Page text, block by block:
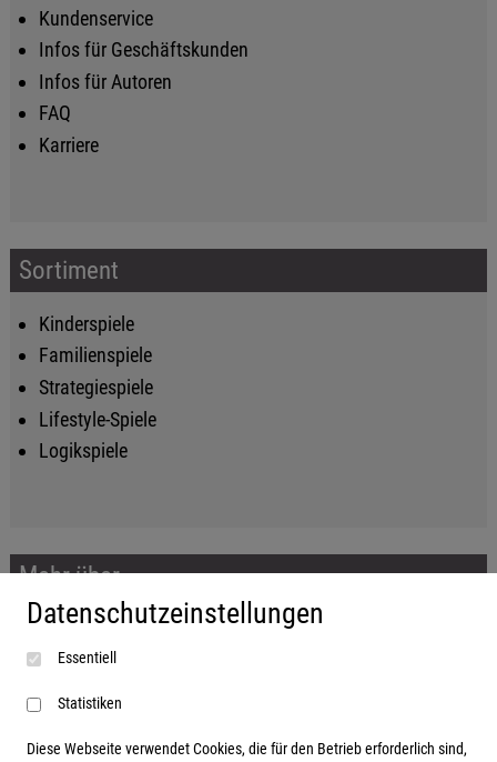
Kundenservice
Infos für Geschäftskunden
Infos für Autoren
FAQ
Karriere
Sortiment
Kinderspiele
Familienspiele
Strategiespiele
Lifestyle-Spiele
Logikspiele
Mehr über...
Impressum
AGB
Datenschutzerklärung
Datenschutzeinstellungen
Essentiell
Statistiken
Diese Webseite verwendet Cookies, die für den Betrieb erforderlich sind,